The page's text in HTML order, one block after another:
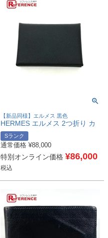
【新品同様】エルメス 黒色
HERMES エルメス 2つ折り カ
ルヴィデュオ カルヴィ デュオ
カードケース 小銭入れ 財布 名
刺入れ パスケース コインケー
ス ヴォーエプソン レディース
ブラック 新品同様 【中古】
Sランク
通常価格 ¥88,000
特別オンライン価格 ¥86,000
税込